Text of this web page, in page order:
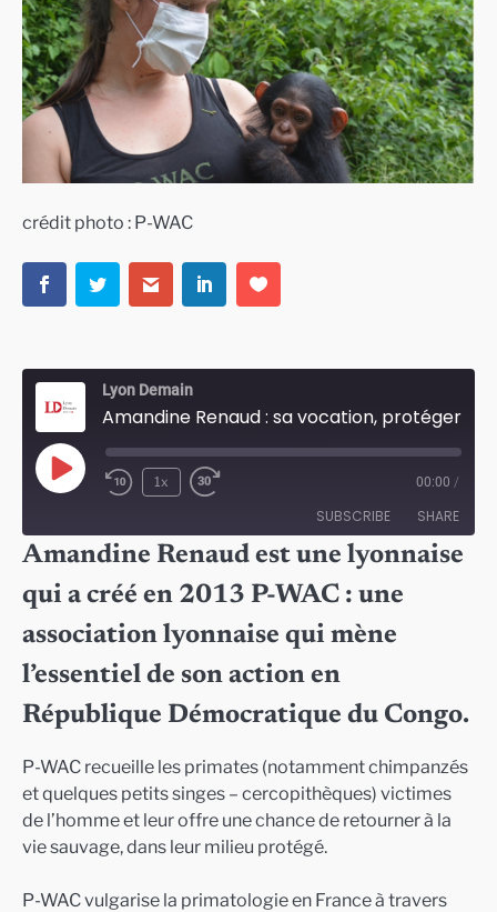
crédit photo : P-WAC
Lyon Demain
Play
1x 00:00 /
SUBSCRIBE SHARE
RSS FEED
SHARE
LINK
EMBED
Amandine Renaud est une lyonnaise
qui a créé en 2013 P-WAC : une
association lyonnaise qui mène
l’essentiel de son action en
République Démocratique du Congo.
P-WAC recueille les primates (notamment chimpanzés
et quelques petits singes – cercopithèques) victimes
de l’homme et leur offre une chance de retourner à la
vie sauvage, dans leur milieu protégé.
P-WAC vulgarise la primatologie en France à travers